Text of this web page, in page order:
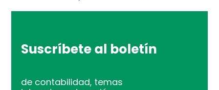
Suscríbete al boletín
de contabilidad, temas